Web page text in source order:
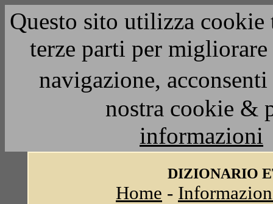
Questo sito utilizza
terze parti per
navigazione,
nostra cookie &
informazioni
DIZIONARIO
Home -